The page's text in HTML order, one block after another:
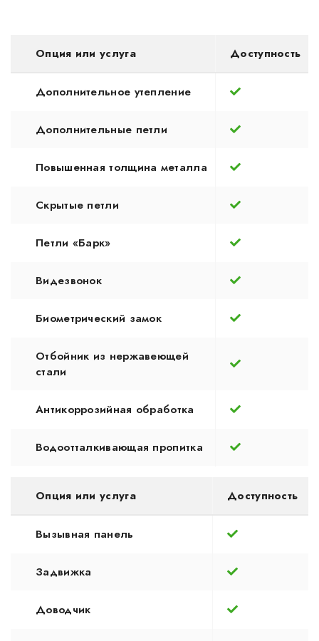
Опция или услуга Доступность
Дополнительное утепление
Дополнительные петли
Повышенная толщина металла
Скрытые петли
Петли «Барк»
Видезвонок
Биометрический замок
Отбойник из нержавеющей
стали
Антикоррозийная обработка
Водоотталкивающая пропитка
Опция или услуга Доступность
Вызывная панель
Задвижка
Доводчик